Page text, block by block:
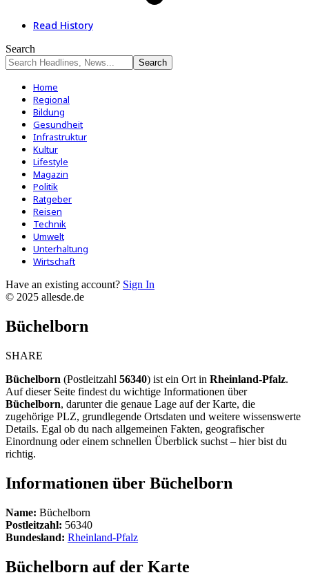
Read History
Search
Home
Regional
Bildung
Gesundheit
Infrastruktur
Kultur
Lifestyle
Magazin
Politik
Ratgeber
Reisen
Technik
Umwelt
Unterhaltung
Wirtschaft
Have an existing account? Sign In
© 2025 allesde.de
Büchelborn
SHARE
Büchelborn (Postleitzahl 56340) ist ein Ort in Rheinland-Pfalz.
Auf dieser Seite findest du wichtige Informationen über
Büchelborn, darunter die genaue Lage auf der Karte, die
zugehörige PLZ, grundlegende Ortsdaten und weitere wissenswerte
Details. Egal ob du nach allgemeinen Fakten, geografischer
Einordnung oder einem schnellen Überblick suchst – hier bist du
richtig.
Informationen über Büchelborn
Name: Büchelborn
Postleitzahl: 56340
Bundesland: Rheinland-Pfalz
Büchelborn auf der Karte